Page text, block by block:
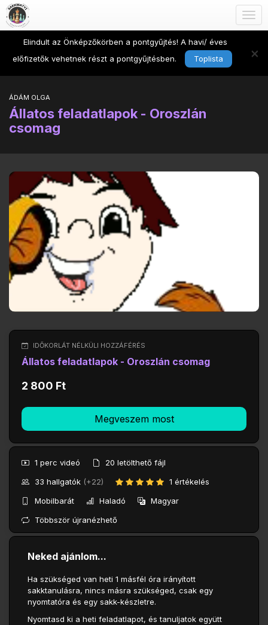
Elindult az Önképzőkörben a pontgyűjtés! A havi/ éves
előfizetők vehetnek részt a pontgyűjtésben.
Toplista ×
ÁDÁM OLGA
Állatos feladatlapok - Oroszlán
csomag
IDŐKORLÁT NÉLKÜLI HOZZÁFÉRÉS
Állatos feladatlapok - Oroszlán csomag
2 800 Ft
Megveszem most
1 perc videó 20 letölthető fájl
33 hallgatók (+22)
1 értékelés
Mobilbarát
Haladó
Magyar
Többször újranézhető
Neked ajánlom...
Ha szükséged van heti 1 másfél óra irányított
sakktanulásra, nincs másra szükséged, csak egy
nyomtatóra és egy sakk-készletre.
Nyomtasd ki a heti feladatlapot, és tanuljatok együtt